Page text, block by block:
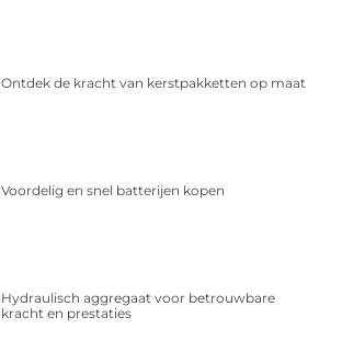
Ontdek de kracht van kerstpakketten op maat
Voordelig en snel batterijen kopen
Hydraulisch aggregaat voor betrouwbare
kracht en prestaties